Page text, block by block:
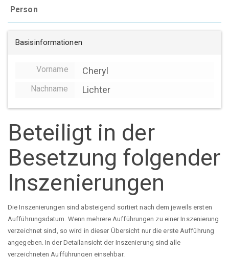
Person
Basisinformationen
Vorname Cheryl
Nachname Lichter
Beteiligt in der
Besetzung folgender
Inszenierungen
Die Inszenierungen sind absteigend sortiert nach dem jeweils ersten
Aufführungsdatum. Wenn mehrere Aufführungen zu einer Inszenierung
verzeichnet sind, so wird in dieser Übersicht nur die erste Aufführung
angegeben. In der Detailansicht der Inszenierung sind alle
verzeichneten Aufführungen einsehbar.